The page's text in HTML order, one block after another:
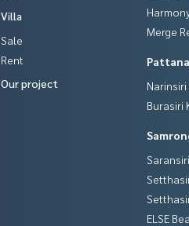
Villa
Sale
Rent
Our project
Merge
Burasiri
ELSE